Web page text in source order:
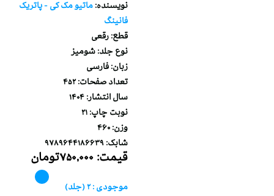
نويسنده: ماتيو مك كي - پاتريك
فانينگ
قطع: رقعي
نوع جلد: شوميز
زبان: فارسي
تعداد صفحات:
سال انتشار:
نوبت چاپ:
وزن: 460
شابک:
قيمت: 750,000تومان
موجودي : 2 (جلد)